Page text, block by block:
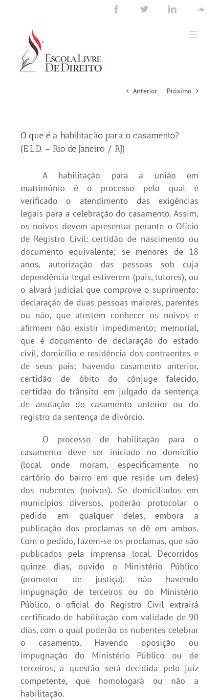
LinkedIn
Twitter
Facebook
Anterior Próximo
O que é a habilitação para o casamento?
(E.L.D. – Rio de Janeiro / RJ)
A habilitação para a união em
matrimônio é o processo pelo qual é
verificado o atendimento das exigências
legais para a celebração do casamento. Assim,
os noivos devem apresentar perante o Ofício
de Registro Civil: certidão de nascimento ou
documento equivalente; se menores de 18
anos, autorização das pessoas sob cuja
dependência legal estiverem (pais, tutores), ou
o alvará judicial que comprove o suprimento;
declaração de duas pessoas maiores, parentes
ou não, que atestem conhecer os noivos e
afirmem não existir impedimento; memorial,
que é documento de declaração do estado
civil, domicílio e residência dos contraentes e
de seus pais; havendo casamento anterior,
certidão de óbito do cônjuge falecido,
certidão do trânsito em julgado da sentença
de anulação do casamento anterior ou do
registro da sentença de divórcio.
O processo de habilitação para o
casamento deve ser iniciado no domicílio
(local onde moram, especificamente no
cartório do bairro em que reside um deles)
dos nubentes (noivos). Se domiciliados em
municípios diversos, poderão protocolar o
pedido em qualquer deles, embora a
publicação dos proclamas se dê em ambos.
Com o pedido, fazem-se os proclamas, que são
publicados pela imprensa local. Decorridos
quinze dias, ouvido o Ministério Público
(promotor de justiça), não havendo
impugnação de terceiros ou do Ministério
Público, o oficial do Registro Civil extrairá
certificado de habilitação com validade de 90
dias, com o qual poderão os nubentes celebrar
o casamento. Havendo oposição ou
impugnação do Ministério Público ou de
terceiros, a questão será decidida pelo juiz
competente, que homologará ou não a
habilitação.